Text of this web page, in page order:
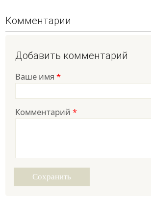
Комментарии
Добавить комментарий
Ваше имя *
Комментарий *